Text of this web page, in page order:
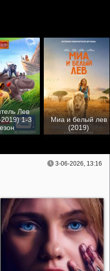
Лев
1-3
Миа и белый лев
(2019)
3-06-2026, 13:16